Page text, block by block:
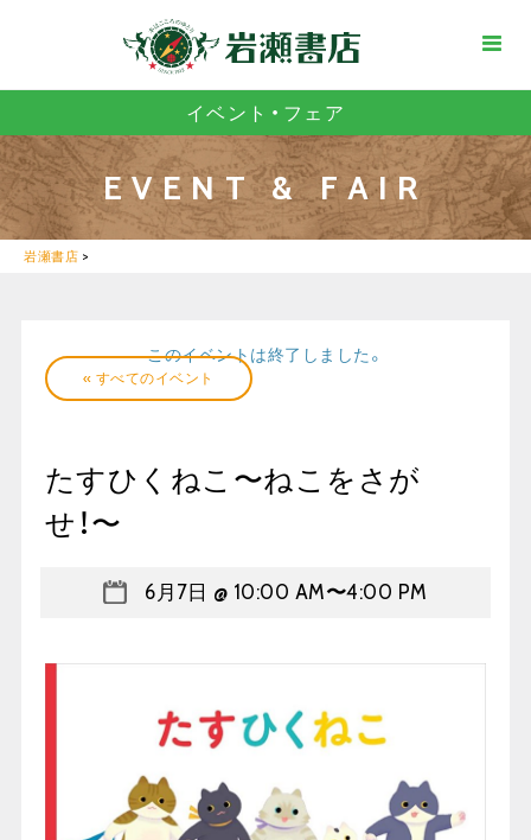
イベント・フェア
EVENT & FAIR
岩瀬書店 >
« すべてのイベント
このイベントは終了しました。
たすひくねこ〜ねこをさが
せ！〜
6月7日 @ 10:00 AM〜4:00 PM